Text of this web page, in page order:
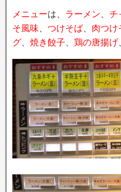
メニューは、 ラーメン チ
そ風味
つけそば、 肉つけ
グ
焼き餃子 鶏の唐揚げ